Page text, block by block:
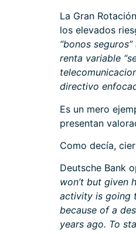
La Gran
los elevados
“bonos
renta variable
directivo
Es un mero
presentan
Como decía,
Deutsche Bank
won’t but given
activity is going
because of a
years ago. To